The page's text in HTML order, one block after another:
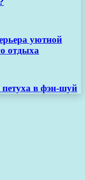
уютной
отдыха
в фэн-шуй